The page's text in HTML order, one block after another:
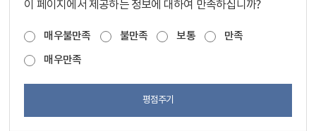
이 페이지에서 제공하는 정보에 대하여 만족하십니까?
매우불만족 불만족 보통
만족
매우만족
평점주기